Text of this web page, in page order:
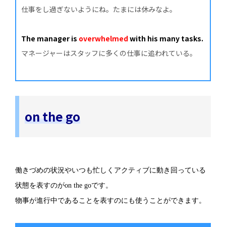
仕事をし過ぎないようにね。たまには休みなよ。
The manager is overwhelmedwith his many tasks.
マネージャーはスタッフに多くの仕事に追われている。
on the go
働きづめの状況やいつも忙しくアクティブに動き回っている
状態を表すのがon the goです。
物事が進行中であることを表すのにも使うことができます。